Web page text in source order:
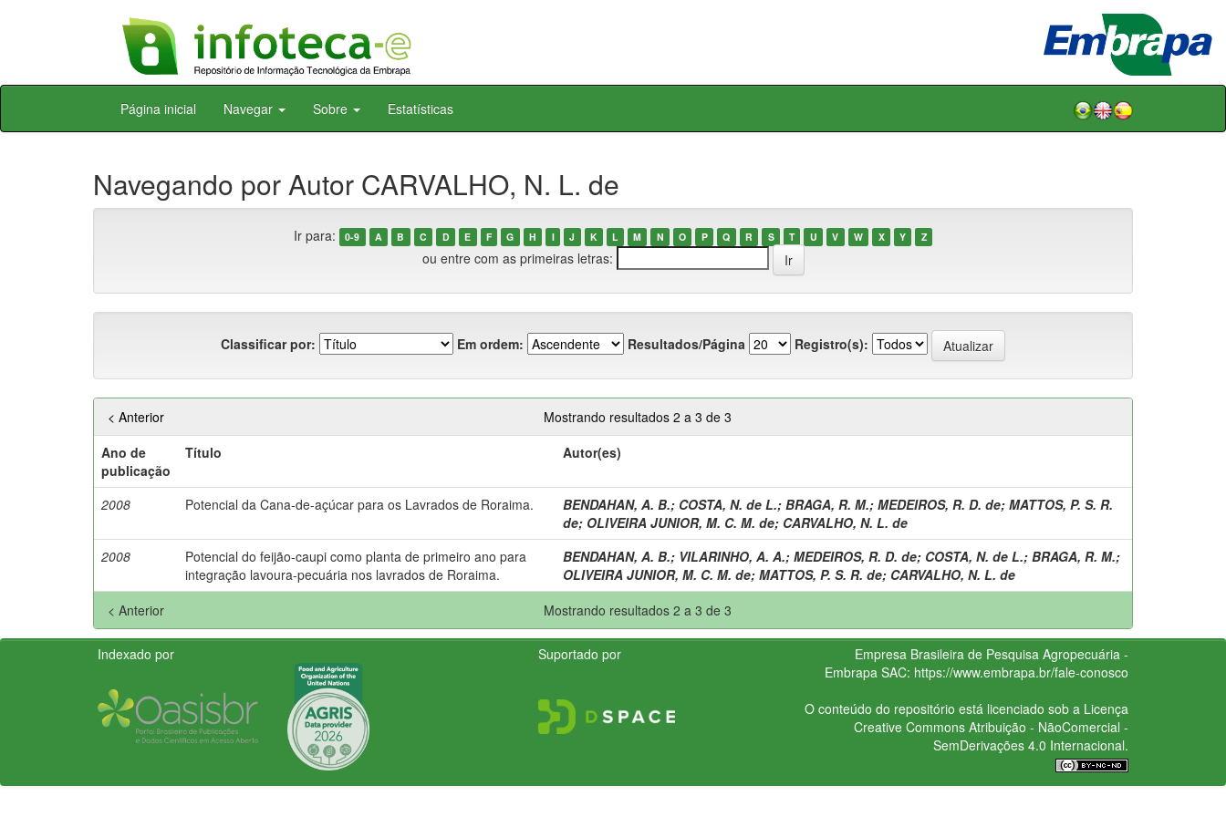
Skip
Página inicial Navegar Sobre Estatísticas
Navegando por Autor CARVALHO, N. L. de
Ir para: 0-9 A B C D E F G H I J K L M N O P Q R S T U V W X Y Z
ou entre com as primeiras letras:
Classificar por: Em ordem: Resultados/Página Registro(s):
Mostrando resultados 2 a 3 de 3
< Anterior
Ano de
publicação
Título Autor(es)
2008 Potencial da Cana-de-açúcar para os Lavrados de Roraima. BENDAHAN, A. B.; COSTA, N. de L.; BRAGA, R. M.; MEDEIROS, R. D. de; MATTOS, P. S. R.
de; OLIVEIRA JUNIOR, M. C. M. de; CARVALHO, N. L. de
2008
Potencial do feijão-caupi como planta de primeiro ano para
integração lavoura-pecuária nos lavrados de Roraima.
BENDAHAN, A. B.; VILARINHO, A. A.; MEDEIROS, R. D. de; COSTA, N. de L.; BRAGA, R. M.;
OLIVEIRA JUNIOR, M. C. M. de; MATTOS, P. S. R. de; CARVALHO, N. L. de
Mostrando resultados 2 a 3 de 3
< Anterior
Indexado por Suportado por
Empresa Brasileira de Pesquisa Agropecuária -
Embrapa SAC: https://www.embrapa.br/fale-conosco
O conteúdo do repositório está licenciado sob a Licença
Creative CommonsAtribuição - NãoComercial -
SemDerivações 4.0 Internacional.